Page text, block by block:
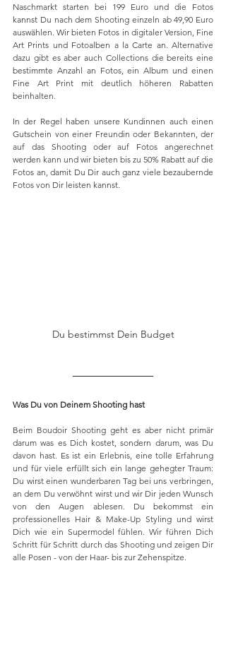
Naschmarkt starten bei 199 Euro und die Fotos
kannst Du nach dem Shooting einzeln ab 49,90 Euro
auswählen. Wir bieten Fotos in digitaler Version, Fine
Art Prints und Fotoalben a la Carte an. Alternative
dazu gibt es aber auch Collections die bereits eine
bestimmte Anzahl an Fotos, ein Album und einen
Fine Art Print mit deutlich höheren Rabatten
beinhalten.
In der Regel haben unsere Kundinnen auch einen
Gutschein von einer Freundin oder Bekannten, der
auf das Shooting oder auf Fotos angerechnet
werden kann und wir bieten bis zu 50% Rabatt auf die
Fotos an, damit Du Dir auch ganz viele bezaubernde
Fotos von Dir leisten kannst.
Du bestimmst Dein Budget
Was Du von Deinem Shooting hast
Beim Boudoir Shooting geht es aber nicht primär
darum was es Dich kostet, sondern darum, was Du
davon hast. Es ist ein Erlebnis, eine tolle Erfahrung
und für viele erfüllt sich ein lange gehegter Traum:
Du wirst einen wunderbaren Tag bei uns verbringen,
an dem Du verwöhnt wirst und wir Dir jeden Wunsch
von den Augen ablesen. Du bekommst ein
professionelles Hair & Make-Up Styling und wirst
Dich wie ein Supermodel fühlen. Wir führen Dich
Schritt für Schritt durch das Shooting und zeigen Dir
alle Posen - von der Haar- bis zur Zehenspitze.